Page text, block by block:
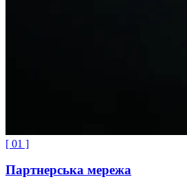
[ 01 ]
Партнерська мережа